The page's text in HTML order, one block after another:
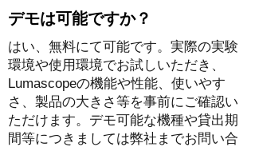
デモは可能ですか？
はい、無料にて可能です。実際の実験
環境や使用環境でお試しいただき、
Lumascopeの機能や性能、使いやす
さ、製品の大きさ等を事前にご確認い
ただけます。デモ可能な機種や貸出期
間等につきましては弊社までお問い合